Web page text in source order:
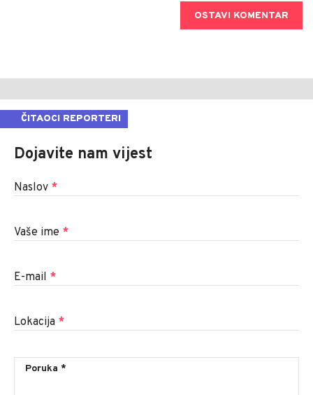
OSTAVI KOMENTAR
ČITAOCI REPORTERI
Dojavite nam vijest
Naslov *
Vaše ime *
E-mail *
Lokacija *